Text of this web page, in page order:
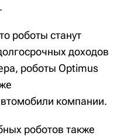
роботы станут
доходов
роботы Optimus
компании.
роботов также